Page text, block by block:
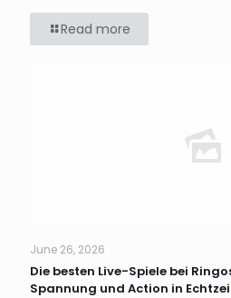
Read more
June 26, 2026
Die besten Live-Spiele bei
Spannung und Action in